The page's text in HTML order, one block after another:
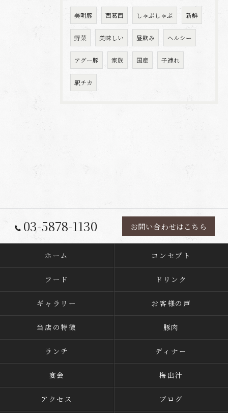
美明豚 西葛西 しゃぶしゃぶ 新鮮
野菜 美味しい 昼飲み ヘルシー
アグー豚 家族 国産 子連れ
駅チカ
03-5878-1130 お問い合わせはこちら
ホーム コンセプト
フード ドリンク
ギャラリー お客様の声
当店の特徴 豚肉
ランチ ディナー
宴会 梅出汁
アクセス ブログ